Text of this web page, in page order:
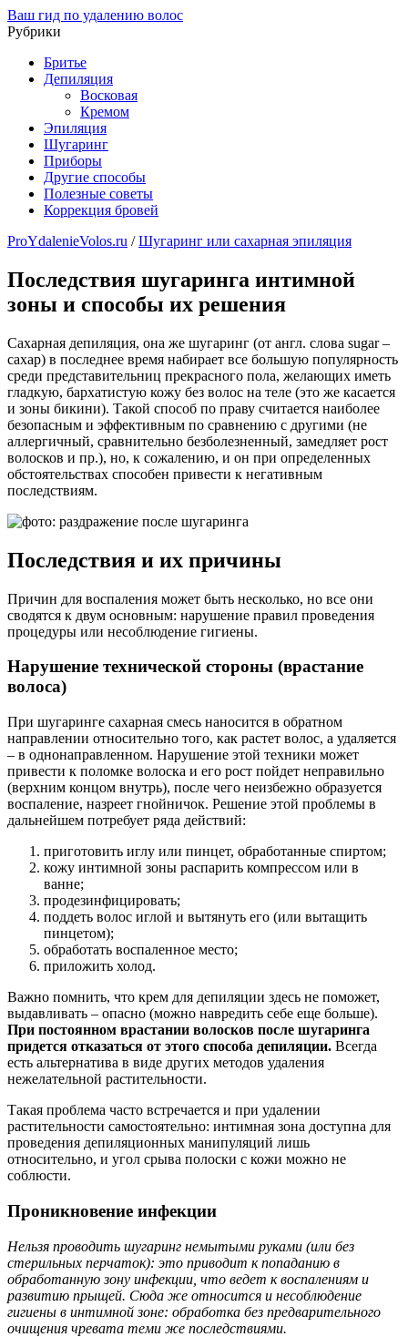
Ваш гид по удалению волос
Рубрики
Бритье
Депиляция
Восковая
Кремом
Эпиляция
Шугаринг
Приборы
Другие способы
Полезные советы
Коррекция бровей
ProYdalenieVolos.ru / Шугаринг или сахарная эпиляция
Последствия шугаринга интимной
зоны и способы их решения
Сахарная депиляция, она же шугаринг (от англ. слова sugar –
сахар) в последнее время набирает все большую популярность
среди представительниц прекрасного пола, желающих иметь
гладкую, бархатистую кожу без волос на теле (это же касается
и зоны бикини). Такой способ по праву считается наиболее
безопасным и эффективным по сравнению с другими (не
аллергичный, сравнительно безболезненный, замедляет рост
волосков и пр.), но, к сожалению, и он при определенных
обстоятельствах способен привести к негативным
последствиям.
Последствия и их причины
Причин для воспаления может быть несколько, но все они
сводятся к двум основным: нарушение правил проведения
процедуры или несоблюдение гигиены.
Нарушение технической стороны (врастание
волоса)
При шугаринге сахарная смесь наносится в обратном
направлении относительно того, как растет волос, а удаляется
– в однонаправленном. Нарушение этой техники может
привести к поломке волоска и его рост пойдет неправильно
(верхним концом внутрь), после чего неизбежно образуется
воспаление, назреет гнойничок. Решение этой проблемы в
дальнейшем потребует ряда действий:
приготовить иглу или пинцет, обработанные спиртом;
кожу интимной зоны распарить компрессом или в
ванне;
продезинфицировать;
поддеть волос иглой и вытянуть его (или вытащить
пинцетом);
обработать воспаленное место;
приложить холод.
Важно помнить, что крем для депиляции здесь не поможет,
выдавливать – опасно (можно навредить себе еще больше).
При постоянном врастании волосков после шугаринга
придется отказаться от этого способа депиляции. Всегда
есть альтернатива в виде других методов удаления
нежелательной растительности.
Такая проблема часто встречается и при удалении
растительности самостоятельно: интимная зона доступна для
проведения депиляционных манипуляций лишь
относительно, и угол срыва полоски с кожи можно не
соблюсти.
Проникновение инфекции
Нельзя проводить шугаринг немытыми руками (или без
стерильных перчаток): это приводит к попаданию в
обработанную зону инфекции, что ведет к воспалениям и
развитию прыщей. Сюда же относится и несоблюдение
гигиены в интимной зоне: обработка без предварительного
очищения чревата теми же последствиями.